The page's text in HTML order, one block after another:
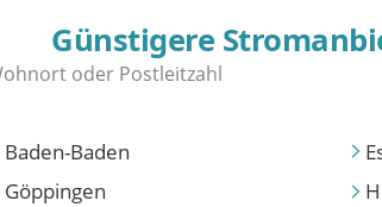
Günstigere
Baden-Baden
Göppingen